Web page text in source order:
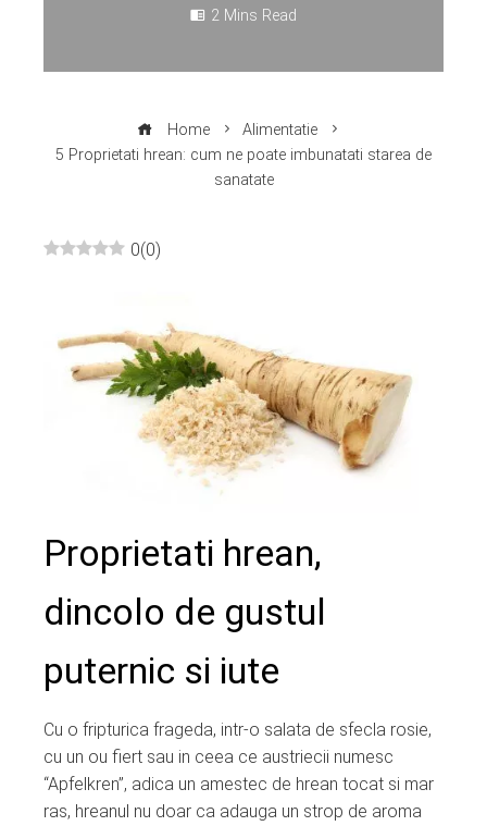
2 Mins Read
Home
Alimentatie
5 Proprietati hrean: cum ne poate imbunatati starea de
sanatate
0(0)
Proprietati hrean,
dincolo de gustul
puternic si iute
Cu o fripturica frageda, intr-o salata de sfecla rosie,
cu un ou fiert sau in ceea ce austriecii numesc
“Apfelkren”, adica un amestec de hrean tocat si mar
ras, hreanul nu doar ca adauga un strop de aroma